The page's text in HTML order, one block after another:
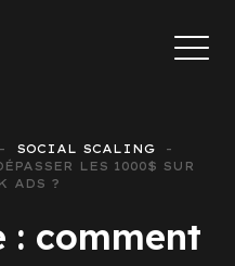
SOCIAL SCALING
LES 1000$ SUR
ADS ?
: comment